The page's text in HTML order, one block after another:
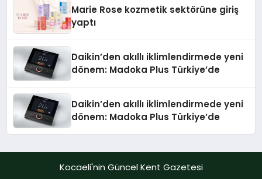
Marie Rose kozmetik sektörüne giriş
yaptı
Daikin’den akıllı iklimlendirmede yeni
dönem: Madoka Plus Türkiye’de
Daikin’den akıllı iklimlendirmede yeni
dönem: Madoka Plus Türkiye’de
Kocaeli'nin Güncel Kent Gazetesi